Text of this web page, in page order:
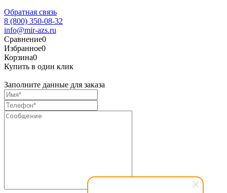
Обратная связь
8 (800) 350-08-32
info@mir-azs.ru
Сравнение0
Избранное0
Корзина0
Купить в один клик
Заполните данные для заказа